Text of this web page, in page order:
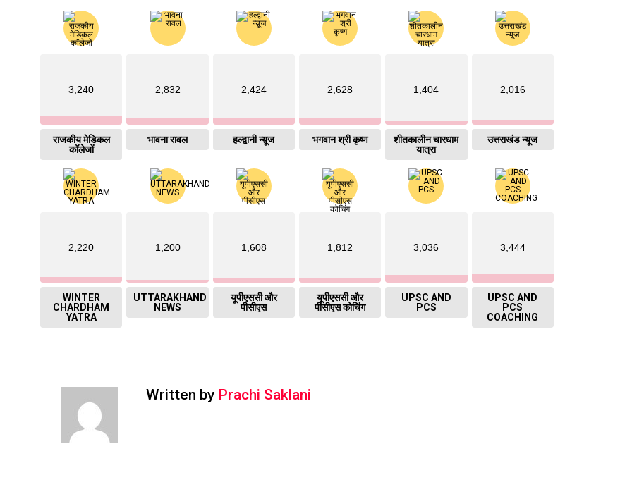
3,240
राजकीय मेडिकल
कॉलेजों
2,832
भावना रावल
2,424
हल्द्वानी न्य़ूज
2,628
भगवान श्री कृष्ण
1,404
शीतकालीन चारधाम
यात्रा
2,016
उत्तराखंड न्यूज
2,220
WINTER
CHARDHAM
YATRA
1,200
UTTARAKHAND
NEWS
1,608
यूपीएससी और
पीसीएस
1,812
यूपीएससी और
पीसीएस कोचिंग
3,036
UPSC AND
PCS
3,444
UPSC AND
PCS
COACHING
Written by Prachi Saklani